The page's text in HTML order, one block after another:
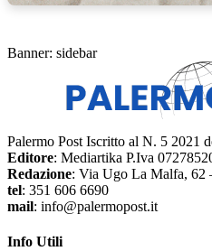
Banner: sidebar
Palermo Post Iscritto al N. 5 2021
Editore: Mediartika P.Iva
Redazione: Via Ugo La Malfa, 62
tel: 351 606 6690
mail: info@palermopost.it
Info Utili